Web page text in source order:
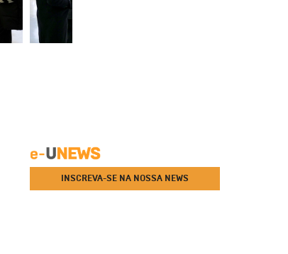
INSCREVA-SE NA NOSSA NEWS